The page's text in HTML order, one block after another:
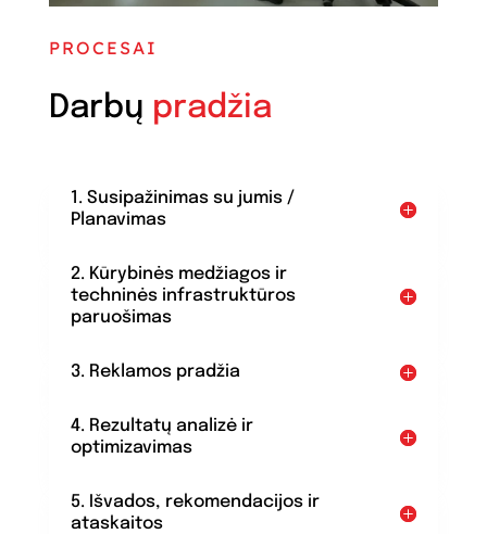
PROCESAI
Darbų pradžia
1. Susipažinimas su jumis /
Planavimas
2. Kūrybinės medžiagos ir
techninės infrastruktūros
paruošimas
3. Reklamos pradžia
4. Rezultatų analizė ir
optimizavimas
5. Išvados, rekomendacijos ir
ataskaitos